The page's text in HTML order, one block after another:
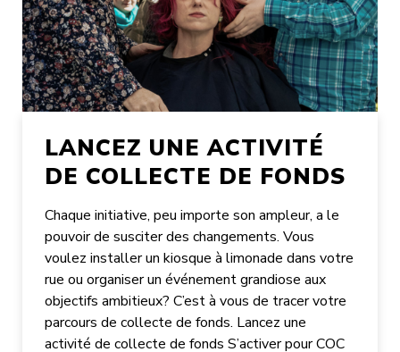
LANCEZ UNE ACTIVITÉ
DE COLLECTE DE FONDS
Chaque initiative, peu importe son ampleur, a le
pouvoir de susciter des changements. Vous
voulez installer un kiosque à limonade dans votre
rue ou organiser un événement grandiose aux
objectifs ambitieux? C’est à vous de tracer votre
parcours de collecte de fonds. Lancez une
activité de collecte de fonds S’activer pour COC